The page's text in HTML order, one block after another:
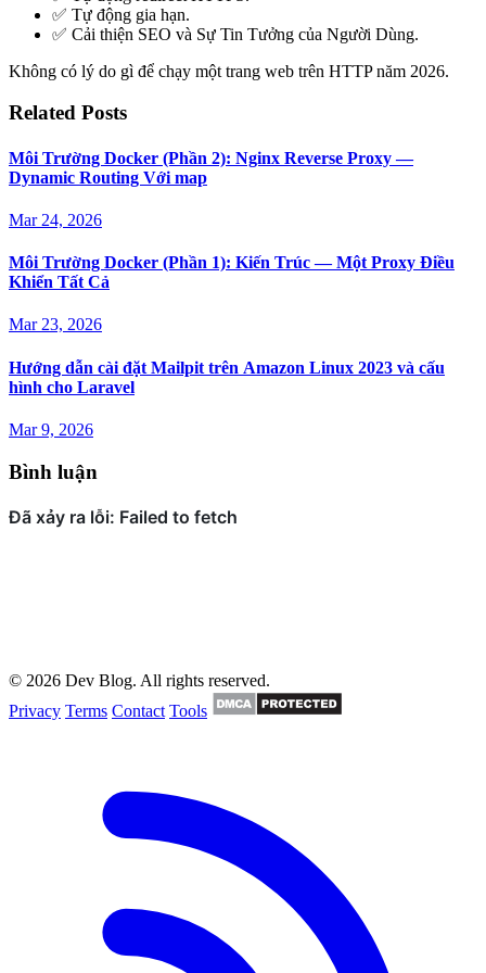
✅ Tự động gia hạn.
✅ Cải thiện SEO và Sự Tin Tưởng của Người Dùng.
Không có lý do gì để chạy một trang web trên HTTP năm 2026.
Related Posts
Môi Trường Docker (Phần 2): Nginx Reverse Proxy —
Dynamic Routing Với map
Mar 24, 2026
Môi Trường Docker (Phần 1): Kiến Trúc — Một Proxy Điều
Khiển Tất Cả
Mar 23, 2026
Hướng dẫn cài đặt Mailpit trên Amazon Linux 2023 và cấu
hình cho Laravel
Mar 9, 2026
Bình luận
© 2026 Dev Blog. All rights reserved.
Privacy Terms Contact Tools